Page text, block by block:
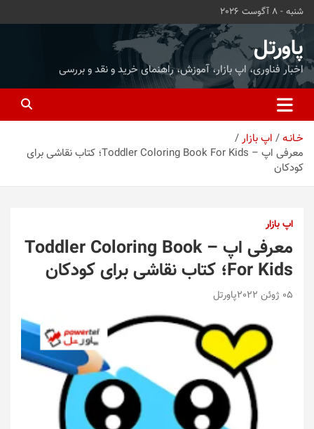
محتوا
بروید
شنبه - 8 آگوست 2026
پاورتل
اخبار فناوری، اپ بازار، آموزش، راهنمای خرید و نقد و بررسی
خـانـه
اپ بازار
معرفی اپ – Toddler Coloring Book For Kids؛ کتاب نقاشی برای
کودکان
اپ بازار
معرفی اپ – Toddler Coloring Book
For Kids؛ کتاب نقاشی برای کودکان
05 ژوئن 2022 پاورتل